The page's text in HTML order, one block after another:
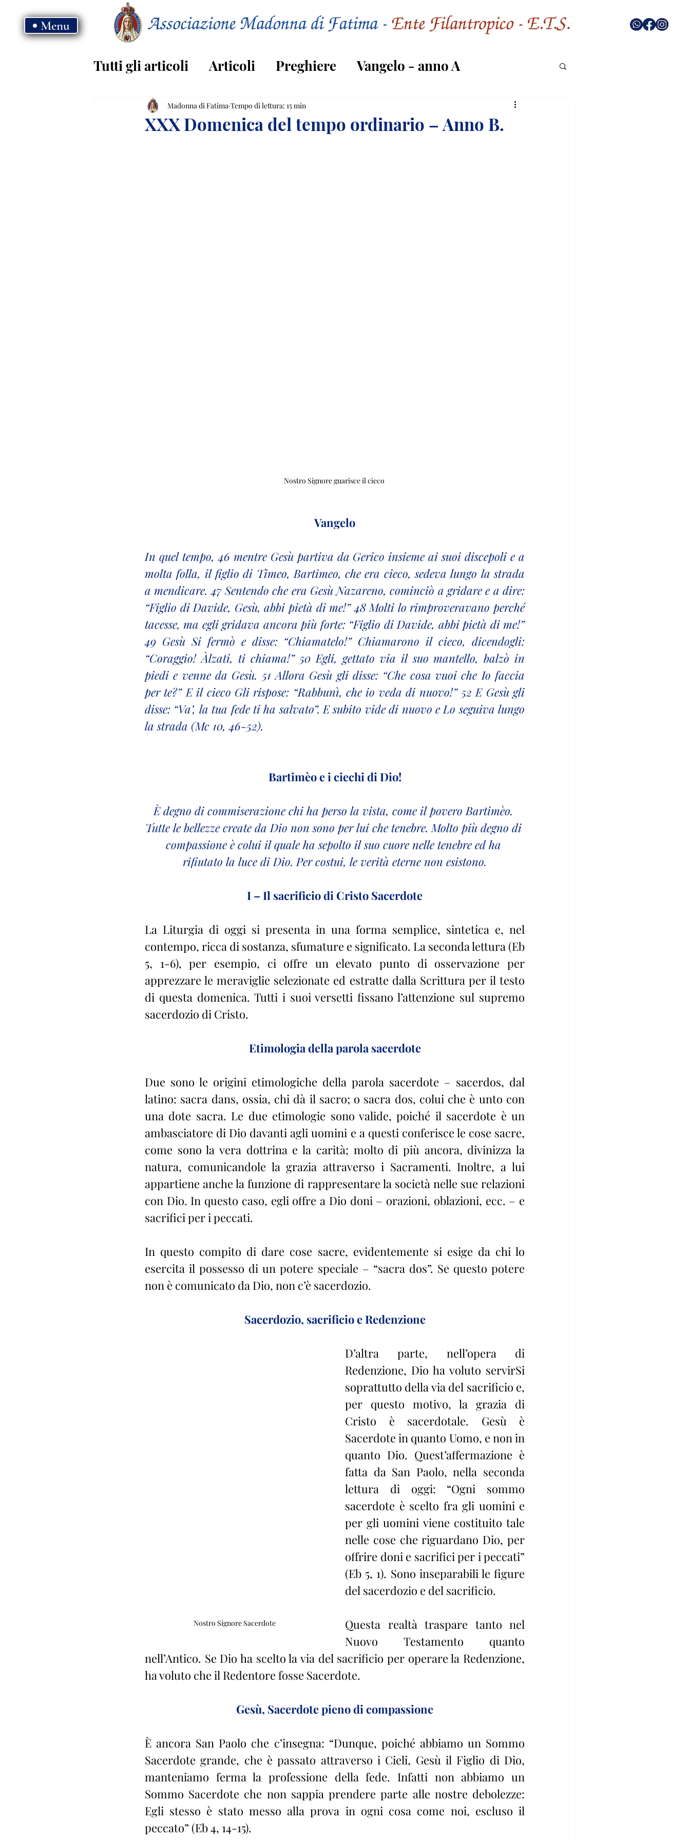
Menu
Tutti gli articoli Articoli Preghiere Vangelo - anno A
Vangelo - anno B Vangelo - anno C
XXX Domenica del tempo ordinario – Anno B.
Madonna di Fatima Tempo di lettura: 15 min
Nostro Signore guarisce il cieco
Vangelo
In quel tempo, 46 mentre Gesù partiva da Gerico insieme ai suoi discepoli e a
molta folla, il figlio di Timeo, Bartimeo, che era cieco, sedeva lungo la strada
a mendicare. 47 Sentendo che era Gesù Nazareno, cominciò a gridare e a dire:
“Figlio di Davide, Gesù, abbi pietà di me!” 48 Molti lo rimproveravano perché
tacesse, ma egli gridava ancora più forte: “Figlio di Davide, abbi pietà di me!”
49 Gesù Si fermò e disse: “Chiamatelo!” Chiamarono il cieco, dicendogli:
“Coraggio! Àlzati, ti chiama!” 50 Egli, gettato via il suo mantello, balzò in
piedi e venne da Gesù. 51 Allora Gesù gli disse: “Che cosa vuoi che Io faccia
per te?” E il cieco Gli rispose: “Rabbunì, che io veda di nuovo!” 52 E Gesù gli
disse: “Va’, la tua fede ti ha salvato”. E subito vide di nuovo e Lo seguiva lungo
la strada (Mc 10, 46-52).
Bartimèo e i ciechi di Dio!
È degno di commiserazione chi ha perso la vista, come il povero Bartimèo.
Tutte le bellezze create da Dio non sono per lui che tenebre. Molto più degno di
compassione è colui il quale ha sepolto il suo cuore nelle tenebre ed ha
rifiutato la luce di Dio. Per costui, le verità eterne non esistono.
I – Il sacrificio di Cristo Sacerdote
La Liturgia di oggi si presenta in una forma semplice, sintetica e, nel
contempo, ricca di sostanza, sfumature e significato. La seconda lettura (Eb
5, 1-6), per esempio, ci offre un elevato punto di osservazione per
apprezzare le meraviglie selezionate ed estratte dalla Scrittura per il testo
di questa domenica. Tutti i suoi versetti fissano l’attenzione sul supremo
sacerdozio di Cristo.
Etimologia della parola sacerdote
Due sono le origini etimologiche della parola sacerdote – sacerdos, dal
latino: sacra dans, ossia, chi dà il sacro; o sacra dos, colui che è unto con
una dote sacra. Le due etimologie sono valide, poiché il sacerdote è un
ambasciatore di Dio davanti agli uomini e a questi conferisce le cose sacre,
come sono la vera dottrina e la carità; molto di più ancora, divinizza la
natura, comunicandole la grazia attraverso i Sacramenti. Inoltre, a lui
appartiene anche la funzione di rappresentare la società nelle sue relazioni
con Dio. In questo caso, egli offre a Dio doni – orazioni, oblazioni, ecc. – e
sacrifici per i peccati.
In questo compito di dare cose sacre, evidentemente si esige da chi lo
esercita il possesso di un potere speciale – “sacra dos”. Se questo potere
non è comunicato da Dio, non c’è sacerdozio.
Sacerdozio, sacrificio e Redenzione
Nostro Signore Sacerdote
D’altra parte, nell’opera di
Redenzione, Dio ha voluto servirSi
soprattutto della via del sacrificio e,
per questo motivo, la grazia di
Cristo è sacerdotale. Gesù è
Sacerdote in quanto Uomo, e non in
quanto Dio. Quest’affermazione è
fatta da San Paolo, nella seconda
lettura di oggi: “Ogni sommo
sacerdote è scelto fra gli uomini e
per gli uomini viene costituito tale
nelle cose che riguardano Dio, per
offrire doni e sacrifici per i peccati”
(Eb 5, 1). Sono inseparabili le figure
del sacerdozio e del sacrificio.
Questa realtà traspare tanto nel
Nuovo Testamento quanto
nell’Antico. Se Dio ha scelto la via del sacrificio per operare la Redenzione,
ha voluto che il Redentore fosse Sacerdote.
Gesù, Sacerdote pieno di compassione
È ancora San Paolo che c’insegna: “Dunque, poiché abbiamo un Sommo
Sacerdote grande, che è passato attraverso i Cieli, Gesù il Figlio di Dio,
manteniamo ferma la professione della fede. Infatti non abbiamo un
Sommo Sacerdote che non sappia prendere parte alle nostre debolezze:
Egli stesso è stato messo alla prova in ogni cosa come noi, escluso il
peccato” (Eb 4, 14-15).